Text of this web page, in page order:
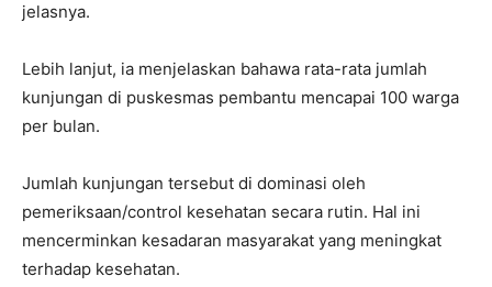
jelasnya.
Lebih lanjut, ia menjelaskan bahawa rata-rata jumlah
kunjungan di puskesmas pembantu mencapai 100 warga
per bulan.
Jumlah kunjungan tersebut di dominasi oleh
pemeriksaan/control kesehatan secara rutin. Hal ini
mencerminkan kesadaran masyarakat yang meningkat
terhadap kesehatan.